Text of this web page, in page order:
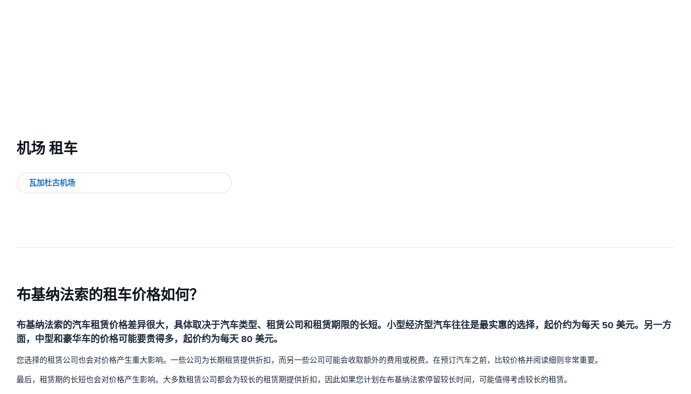
机场 租车
瓦加杜古机场
布基纳法索的租车价格如何？
布基纳法索的汽车租赁价格差异很大，具体取决于汽车类型、租赁公司和租赁期限的长短。小型经济型汽车往往是最实惠的选择，起价约为每天 50 美元。另一方
面，中型和豪华车的价格可能要贵得多，起价约为每天 80 美元。
您选择的租赁公司也会对价格产生重大影响。一些公司为长期租赁提供折扣，而另一些公司可能会收取额外的费用或税费。在预订汽车之前，比较价格并阅读细则非常重要。
最后，租赁期的长短也会对价格产生影响。大多数租赁公司都会为较长的租赁期提供折扣，因此如果您计划在布基纳法索停留较长时间，可能值得考虑较长的租赁。